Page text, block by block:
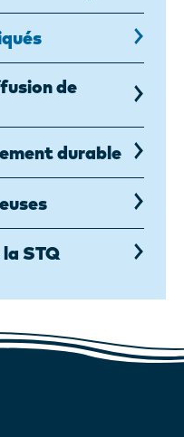
de
durable
STQ